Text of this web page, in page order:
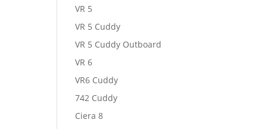
VR 5
VR 5 Cuddy
VR 5 Cuddy Outboard
VR 6
VR6 Cuddy
742 Cuddy
Ciera 8